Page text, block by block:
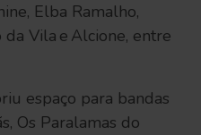
Elba Ramalho,
Vila e Alcione, entre
espaço para bandas
Os Paralamas do